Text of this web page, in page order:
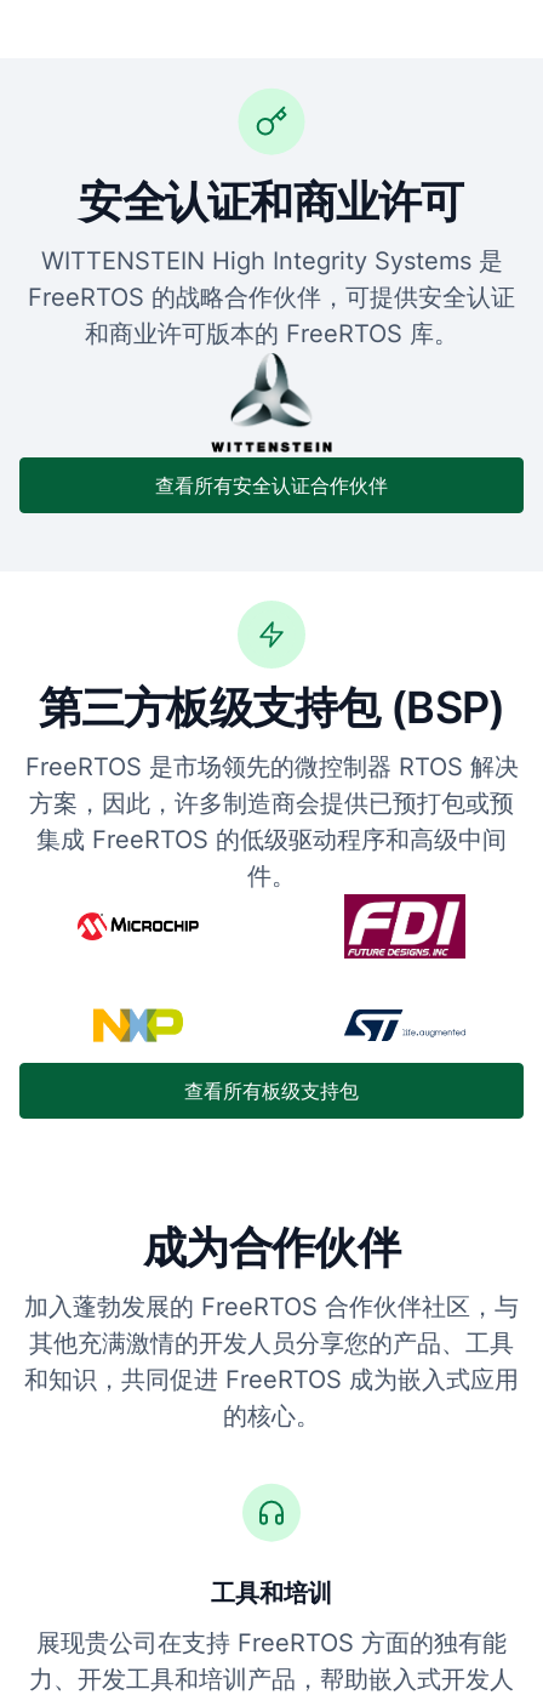
安全认证和商业许可
WITTENSTEIN High Integrity Systems 是
FreeRTOS 的战略合作伙伴，可提供安全认证
和商业许可版本的 FreeRTOS 库。
查看所有安全认证合作伙伴
第三方板级支持包 (BSP)
FreeRTOS 是市场领先的微控制器 RTOS 解决
方案，因此，许多制造商会提供已预打包或预
集成 FreeRTOS 的低级驱动程序和高级中间
件。
查看所有板级支持包
成为合作伙伴
加入蓬勃发展的 FreeRTOS 合作伙伴社区，与
其他充满激情的开发人员分享您的产品、工具
和知识，共同促进 FreeRTOS 成为嵌入式应用
的核心。
工具和培训
展现贵公司在支持 FreeRTOS 方面的独有能
力、开发工具和培训产品，帮助嵌入式开发人